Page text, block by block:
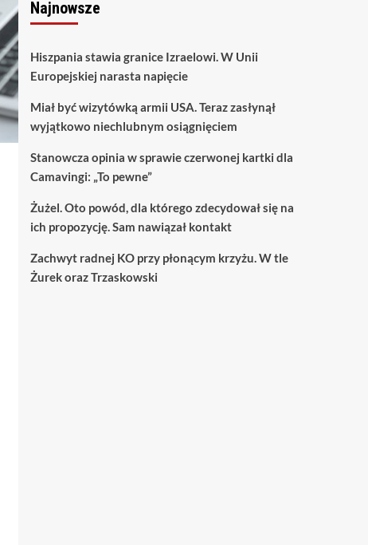
Najnowsze
Hiszpania stawia granice Izraelowi. W Unii
Europejskiej narasta napięcie
Miał być wizytówką armii USA. Teraz zasłynął
wyjątkowo niechlubnym osiągnięciem
Stanowcza opinia w sprawie czerwonej kartki dla
Camavingi: „To pewne”
Żużel. Oto powód, dla którego zdecydował się na
ich propozycję. Sam nawiązał kontakt
Zachwyt radnej KO przy płonącym krzyżu. W tle
Żurek oraz Trzaskowski